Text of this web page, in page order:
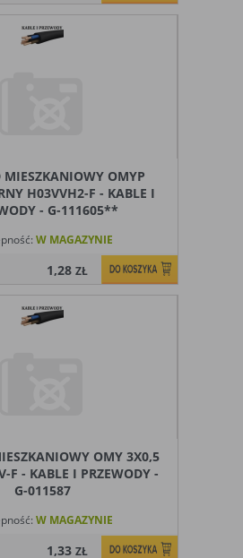
MIESZKANIOWY OMYP
H03VVH2-F - KABLE I
- G-111605**
W MAGAZYNIE
1,28ZŁ
OMY 3X0,5
F - KABLE I PRZEWODY -
G-011587
W MAGAZYNIE
1,33ZŁ